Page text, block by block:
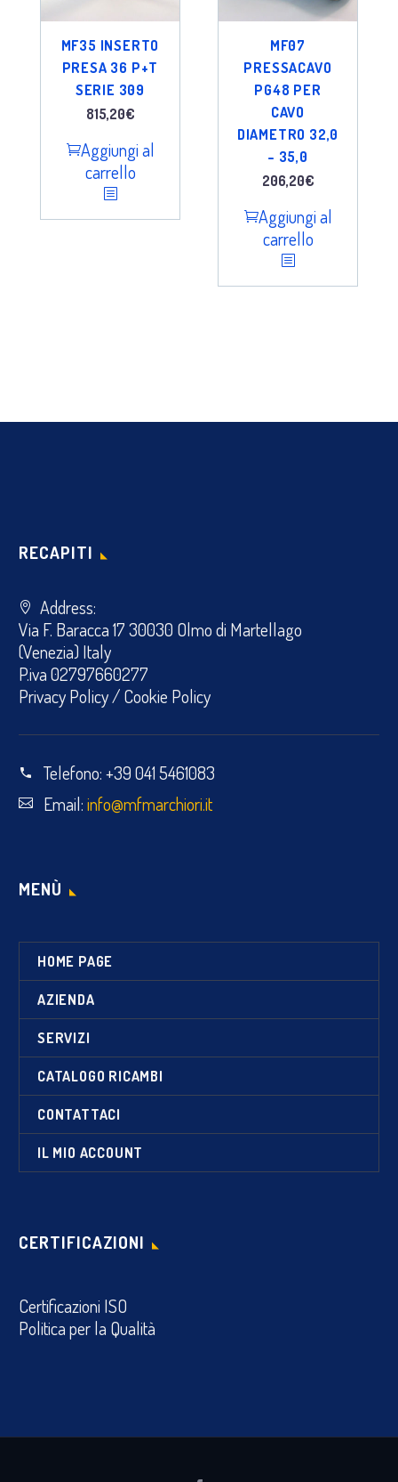
MF35 INSERTO
PRESA 36 P+T
SERIE 309
815,20€
Aggiungi al
carrello
MF07
PRESSACAVO
PG48 PER
CAVO
DIAMETRO 32,0
– 35,0
206,20€
Aggiungi al
carrello
RECAPITI
Address:
Via F. Baracca 17 30030 Olmo di Martellago
(Venezia) Italy
P.iva 02797660277
Privacy Policy/Cookie Policy
Telefono:+39 041 5461083
Email:info@mfmarchiori.it
MENÙ
HOME PAGE
AZIENDA
SERVIZI
CATALOGO RICAMBI
CONTATTACI
IL MIO ACCOUNT
CERTIFICAZIONI
Certificazioni ISO
Politica per la Qualità